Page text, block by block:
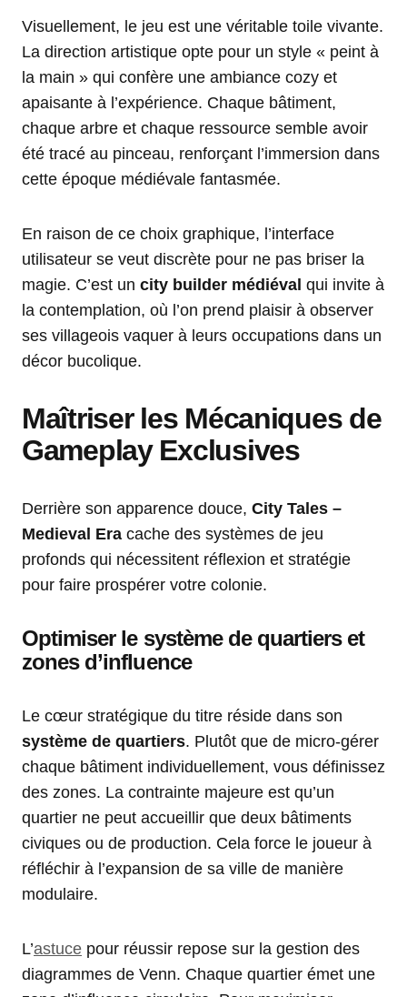
Visuellement, le jeu est une véritable toile vivante.
La direction artistique opte pour un style « peint à
la main » qui confère une ambiance cozy et
apaisante à l’expérience. Chaque bâtiment,
chaque arbre et chaque ressource semble avoir
été tracé au pinceau, renforçant l’immersion dans
cette époque médiévale fantasmée.
En raison de ce choix graphique, l’interface
utilisateur se veut discrète pour ne pas briser la
magie. C’est un city builder médiéval qui invite à
la contemplation, où l’on prend plaisir à observer
ses villageois vaquer à leurs occupations dans un
décor bucolique.
Maîtriser les Mécaniques de
Gameplay Exclusives
Derrière son apparence douce, City Tales –
Medieval Era cache des systèmes de jeu
profonds qui nécessitent réflexion et stratégie
pour faire prospérer votre colonie.
Optimiser le système de quartiers et
zones d’influence
Le cœur stratégique du titre réside dans son
système de quartiers. Plutôt que de micro-gérer
chaque bâtiment individuellement, vous définissez
des zones. La contrainte majeure est qu’un
quartier ne peut accueillir que deux bâtiments
civiques ou de production. Cela force le joueur à
réfléchir à l’expansion de sa ville de manière
modulaire.
L’astuce pour réussir repose sur la gestion des
diagrammes de Venn. Chaque quartier émet une